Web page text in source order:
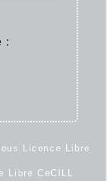
:
Licence Libre
Libre CeCILL